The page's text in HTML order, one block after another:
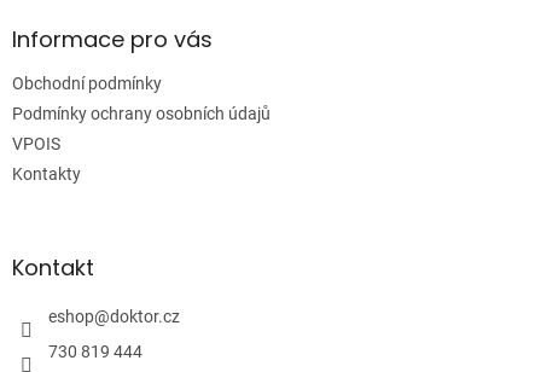
aInformace pro vás
Obchodní podmínky
Podmínky ochrany osobních údajů
VPOIS
Kontakty
Kontakt
eshop@doktor.cz
730 819 444